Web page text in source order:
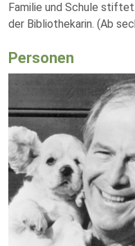
Familie und Schule
der Bibliothekarin. (Ab
Personen